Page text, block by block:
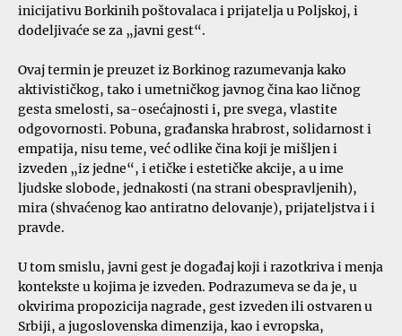
inicijativu Borkinih poštovalaca i prijatelja u Poljskoj, i
dodeljivaće se za „javni gest“.
Ovaj termin je preuzet iz Borkinog razumevanja kako
aktivističkog, tako i umetničkog javnog čina kao ličnog
gesta smelosti, sa-osećajnosti i, pre svega, vlastite
odgovornosti. Pobuna, građanska hrabrost, solidarnost i
empatija, nisu teme, već odlike čina koji je mišljen i
izveden „iz jedne“, i etičke i estetičke akcije, a u ime
ljudske slobode, jednakosti (na strani obespravljenih),
mira (shvaćenog kao antiratno delovanje), prijateljstva i i
pravde.
U tom smislu, javni gest je događaj koji i razotkriva i menja
kontekste u kojima je izveden. Podrazumeva se da je, u
okvirima propozicija nagrade, gest izveden ili ostvaren u
Srbiji, a jugoslovenska dimenzija, kao i evropska,